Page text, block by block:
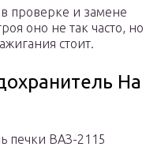
проверке и замене
оно не так часто, но
стоит.
На
печки ВАЗ-2115